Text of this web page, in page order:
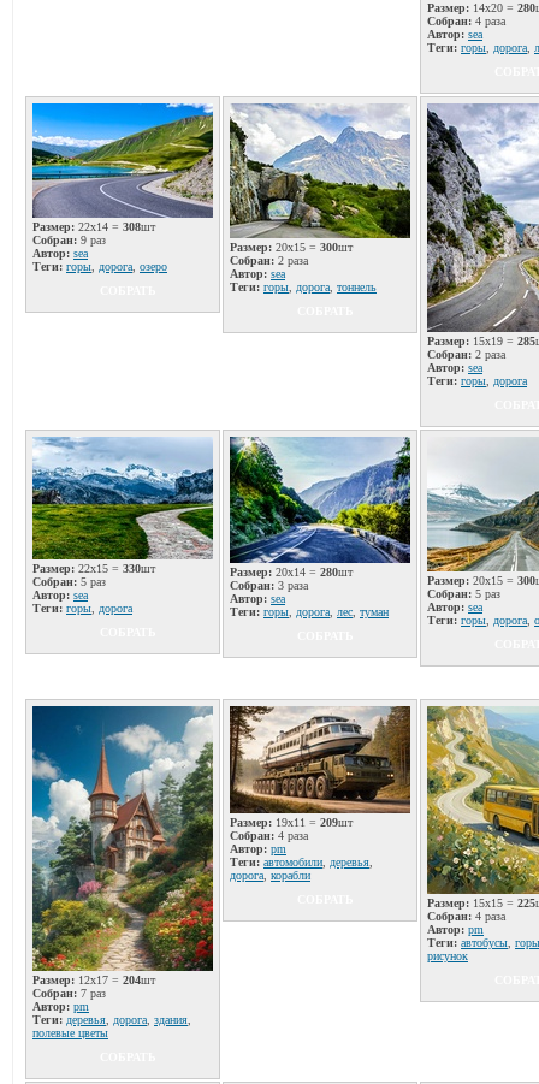
Размер: 14x20 = 280
Собран: 4 раза
Автор: sea
Теги: горы дорога
Размер: 22x14 = 308шт
Собран: 9 раз
Автор: sea
Теги: горы дорога озеро
Размер: 20x15 = 300шт
Собран: 2 раза
Автор: sea
Теги: горы дорога тоннель
Размер: 15x19 = 285
Собран: 2 раза
Автор: sea
Теги: горы
дорога
Размер: 22x15 = 330шт
Собран: 5 раз
Автор: sea
Теги: горы
дорога
Размер: 20x14 = 280шт
Собран: 3 раза
Автор: sea
Теги: горы дорога лес туман
Размер: 20x15 = 300
Собран: 5 раз
Автор: sea
Теги: горы дорога
Размер: 12x17 = 204шт
Собран: 7 раз
Автор: pm
Теги: деревья дорога здания
полевые цветы
Размер: 19x11 = 209шт
Собран: 4 раза
Автор: pm
Теги: автомобили деревья
дорога корабли
Размер: 15x15 = 225
Собран: 4 раза
Автор: pm
Теги: автобусы горы
рисунок